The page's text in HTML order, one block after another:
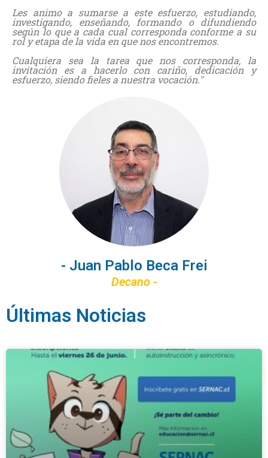
Les animo a sumarse a este esfuerzo, estudiando,
investigando, enseñando, formando o difundiendo
según lo que a cada cual corresponda conforme a su
rol y etapa de la vida en que nos encontremos.
Cualquiera sea la tarea que nos corresponda, la
invitación es a hacerlo con cariño, dedicación y
esfuerzo, siendo fieles a nuestra vocación."
- Juan Pablo Beca Frei
Decano -
Últimas Noticias